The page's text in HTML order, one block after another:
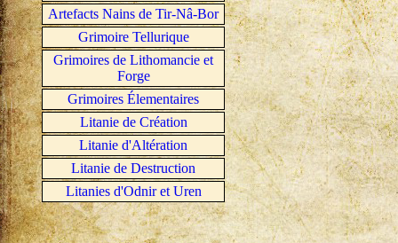
Artefacts Nains de Tir-Nâ-Bor
Grimoire Tellurique
Grimoires de Lithomancie et
Forge
Grimoires Élementaires
Litanie de Création
Litanie d'Altération
Litanie de Destruction
Litanies d'Odnir et Uren